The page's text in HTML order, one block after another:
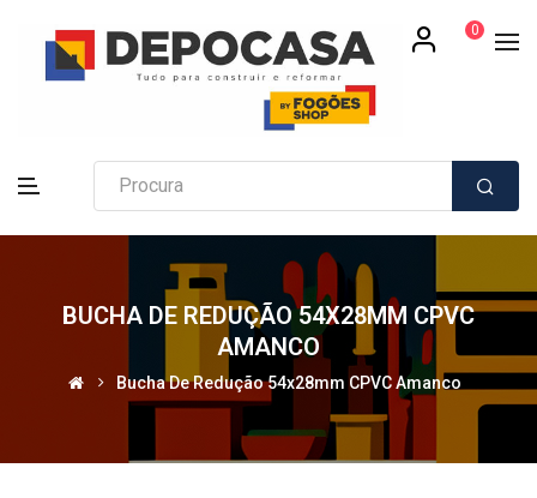
0
BUCHA DE REDUÇÃO 54X28MM CPVC
AMANCO
Bucha De Redução 54x28mm CPVC Amanco